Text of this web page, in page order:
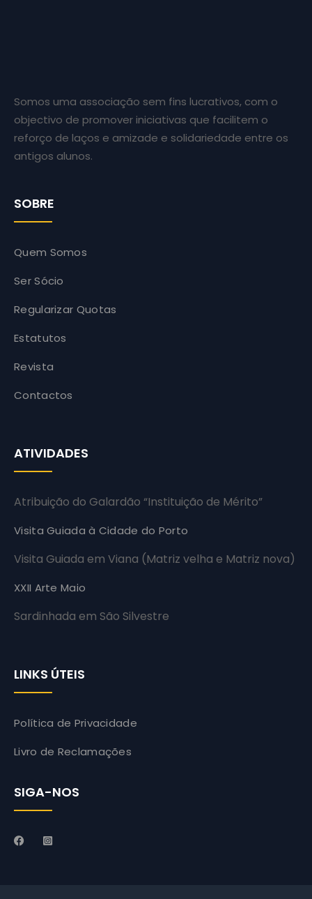
Somos uma associação sem fins lucrativos, com o
objectivo de promover iniciativas que facilitem o
reforço de laços e amizade e solidariedade entre os
antigos alunos.
SOBRE
Quem Somos
Ser Sócio
Regularizar Quotas
Estatutos
Revista
Contactos
ATIVIDADES
Atribuição do Galardão “Instituição de Mérito”
Visita Guiada à Cidade do Porto
Visita Guiada em Viana (Matriz velha e Matriz nova)
XXII Arte Maio
Sardinhada em São Silvestre
LINKS ÚTEIS
Política de Privacidade
Livro de Reclamações
SIGA-NOS